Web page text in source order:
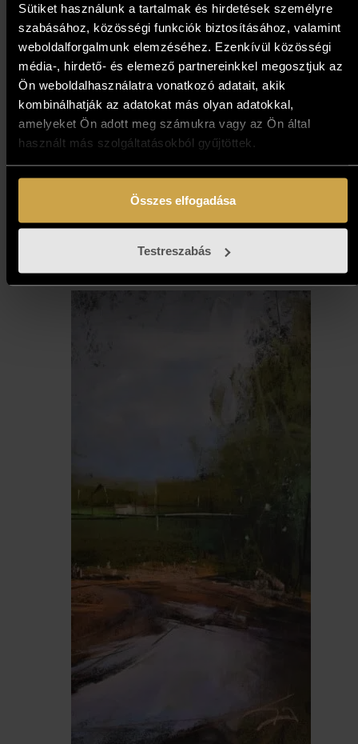
Sütiket használunk a tartalmak és hirdetések személyre
szabásához, közösségi funkciók biztosításához, valamint
weboldalforgalmunk elemzéséhez. Ezenkívül közösségi
média-, hirdető- és elemező partnereinkkel megosztjuk az
Ön weboldalhasználatra vonatkozó adatait, akik
kombinálhatják az adatokat más olyan adatokkal,
amelyeket Ön adott meg számukra vagy az Ön által
használt más szolgáltatásokból gyűjtöttek.
Összes elfogadása
Testreszabás
Gécseg András - Hévíz, zsilip
(40x50 cm)
261 000Ft
Kosárba teszem